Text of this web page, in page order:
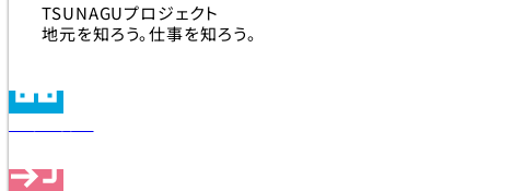
TSUNAGUプロジェクト
地元を知ろう。仕事を知ろう。